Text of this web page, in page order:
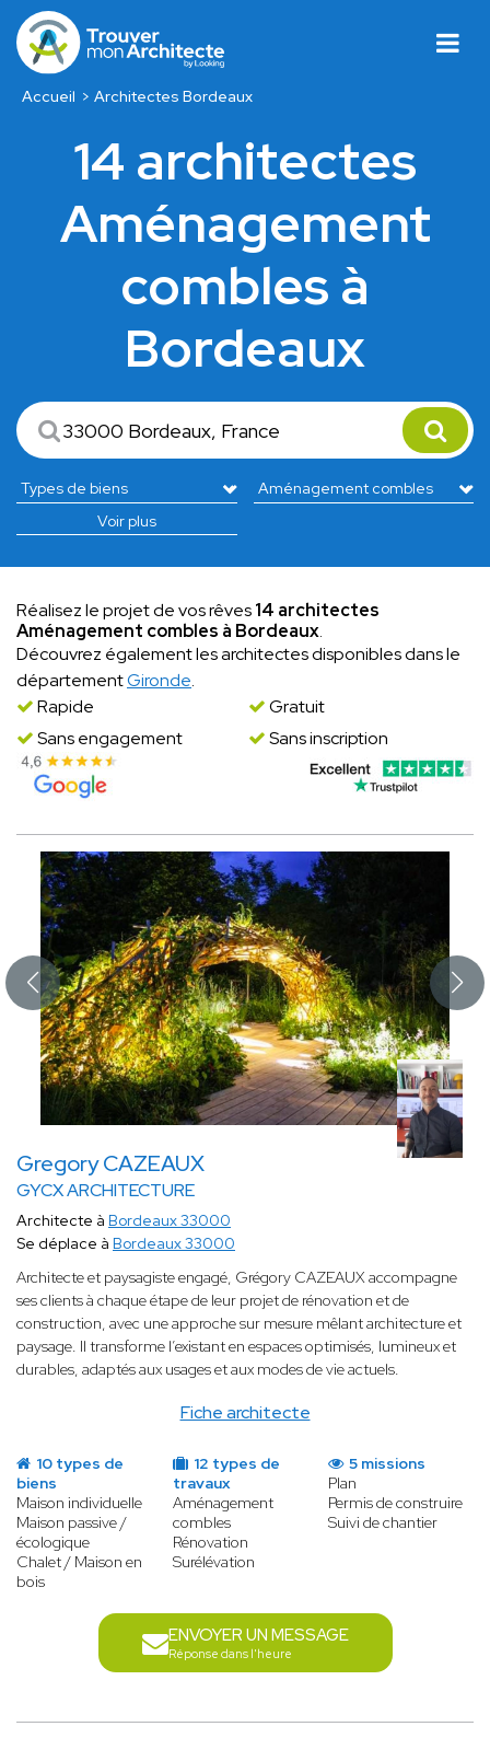
Accueil Architectes Bordeaux
14 architectes
Aménagement
combles à
Bordeaux
Voir plus
Réalisez le projet de vos rêves14 architectes
Aménagement combles à Bordeaux.
Découvrez également les architectes disponibles dans le
départementGironde.
Rapide
Gratuit
Sans engagement
Sans inscription
Gregory CAZEAUX
GYCX ARCHITECTURE
Fiche architecte
Architecte à Bordeaux 33000
Se déplace à Bordeaux 33000
Architecte et paysagiste engagé, Grégory CAZEAUX accompagne
ses clients à chaque étape de leur projet de rénovation et de
construction, avec une approche sur mesure mêlant architecture et
paysage. Il transforme l’existant en espaces optimisés, lumineux et
durables, adaptés aux usages et aux modes de vie actuels.
10 types de
biens
Maison individuelle
Maison passive /
écologique
Chalet / Maison en
bois
12 types de
travaux
Aménagement
combles
Rénovation
Surélévation
5 missions
Plan
Permis de construire
Suivi de chantier
ENVOYER UN MESSAGE
Réponse dans l'heure